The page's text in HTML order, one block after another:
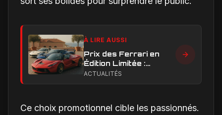
À LIRE AUSSI
Prix des Ferrari en
Édition Limitée :
Combien Coûtent les
ACTUALITÉS
Ce choix promotionnel cible les passionnés.